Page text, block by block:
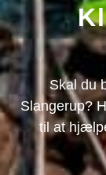
Skal du
Slangerup?
til at